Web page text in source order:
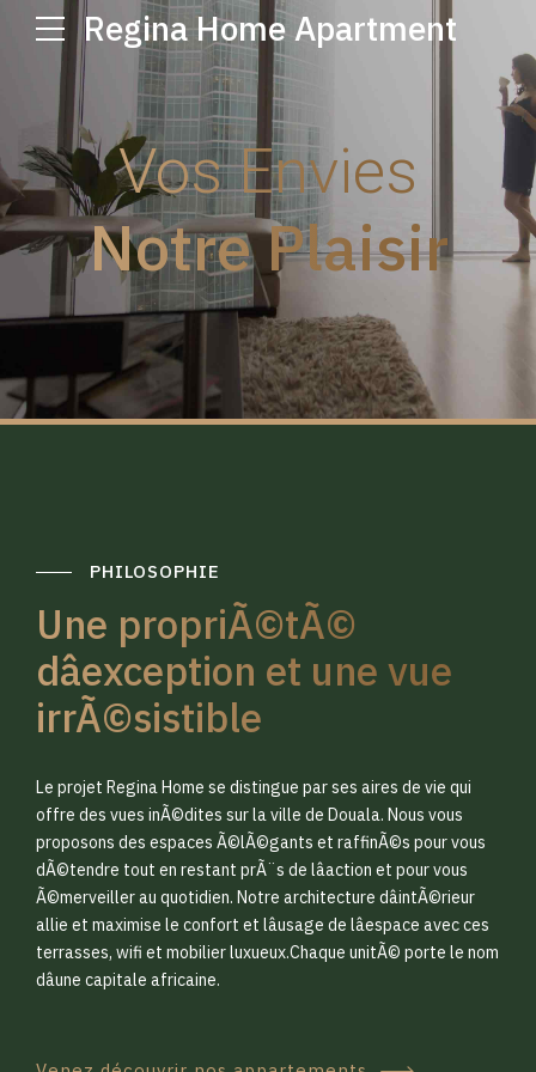
Regina Home Apartment
Vos Envies
Notre Plaisir
PHILOSOPHIE
Une propriÃ©tÃ©
dâexception et une vue
irrÃ©sistible
Le projet Regina Home se distingue par ses aires de vie qui
offre des vues inÃ©dites sur la ville de Douala. Nous vous
proposons des espaces Ã©lÃ©gants et raffinÃ©s pour vous
dÃ©tendre tout en restant prÃ¨s de lâaction et pour vous
Ã©merveiller au quotidien. Notre architecture dâintÃ©rieur
allie et maximise le confort et lâusage de lâespace avec ces
terrasses, wifi et mobilier luxueux.Chaque unitÃ© porte le nom
dâune capitale africaine.
0
1
2
3
0
1
2
3